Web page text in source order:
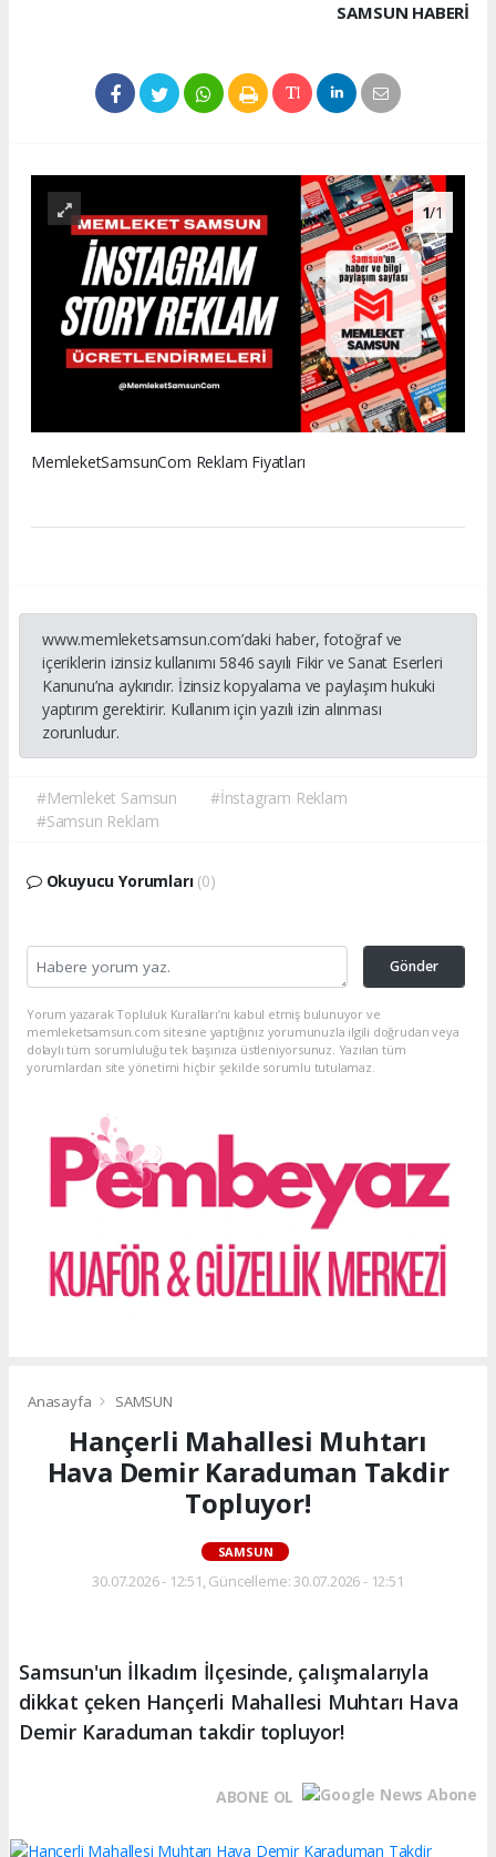
SAMSUN HABERİ
1/1
MemleketSamsunCom Reklam Fiyatları
www.memleketsamsun.com’daki haber, fotoğraf ve
içeriklerin izinsiz kullanımı 5846 sayılı Fikir ve Sanat Eserleri
Kanunu’na aykırıdır. İzinsiz kopyalama ve paylaşım hukuki
yaptırım gerektirir. Kullanım için yazılı izin alınması
zorunludur.
#Memleket Samsun
#İnstagram Reklam
#Samsun Reklam
Okuyucu Yorumları (0)
Gönder
Yorum yazarak Topluluk Kuralları’nı kabul etmiş bulunuyor ve
memleketsamsun.com sitesine yaptığınız yorumunuzla ilgili doğrudan veya
dolaylı tüm sorumluluğu tek başınıza üstleniyorsunuz. Yazılan tüm
yorumlardan site yönetimi hiçbir şekilde sorumlu tutulamaz.
Anasayfa SAMSUN
Hançerli Mahallesi Muhtarı
Hava Demir Karaduman Takdir
Topluyor!
SAMSUN
30.07.2026 - 12:51, Güncelleme: 30.07.2026 - 12:51
Samsun'un İlkadım İlçesinde, çalışmalarıyla
dikkat çeken Hançerli Mahallesi Muhtarı Hava
Demir Karaduman takdir topluyor!
ABONE OL